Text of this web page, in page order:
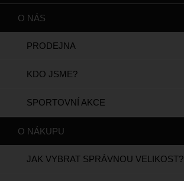
O NÁS
PRODEJNA
KDO JSME?
SPORTOVNÍ AKCE
O NÁKUPU
JAK VYBRAT SPRÁVNOU VELIKOST?